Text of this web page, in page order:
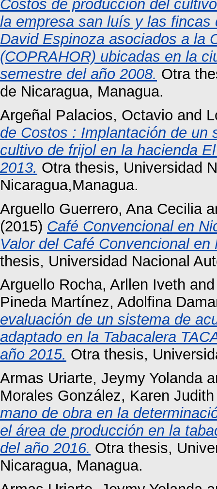
Costos de producción del
la empresa san luís y las
David Espinoza asociados a la
(COPRAHOR) ubicadas en la
semestre del año 2008. Otra
de Nicaragua, Managua.
Argeñal Palacios, Octavio and
de Costos : Implantación de un
cultivo de frijol en la hacienda
2013. Otra thesis, Universidad
Nicaragua,Managua.
Arguello Guerrero, Ana Cecilia
(2015) Café Convencional en
Valor del Café Convencional
thesis, Universidad Nacional
Arguello Rocha, Arllen Iveth
Pineda Martínez, Adolfina
evaluación de un sistema de
adaptado en la Tabacalera
año 2015. Otra thesis,
Armas Uriarte, Jeymy Yolanda
Morales González, Karen Judith
mano de obra en la
el área de producción en la
del año 2016. Otra thesis,
Nicaragua, Managua.